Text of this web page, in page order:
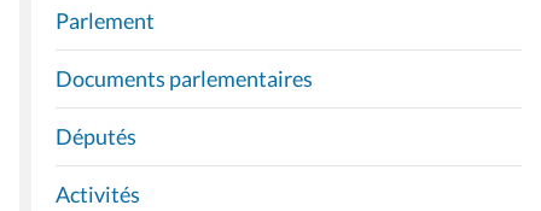
A
V
I
G
A
T
I
Parlement
Documents parlementaires
Députés
Activités